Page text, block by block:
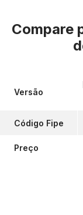
Compare
Versão
Código Fipe
Preço